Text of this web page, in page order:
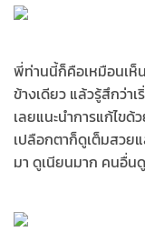
พี่ท่านนี้ก็คือเหมือนเห็น
ข้างเดียว แล้วรู้สึกว่า
เลยแนะนำการแก้ไขด้
เปลือกตาก็ดูเต็มสวย
มา ดูเนียนมาก คนอื่นดู